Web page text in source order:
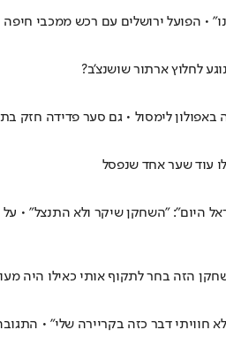
לחלוץ ארתור שושנצ'ב?
לימסול • גם סער פדידה חזק
הזה בחר לתקוף אותי כאילו היה
דבר כזה בקריירה שלי" •